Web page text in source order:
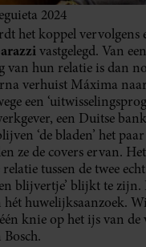
2024
het koppel vervolgens
vastgelegd. Van
van hun relatie is dan
verhuist Máxima
een
een Duitse
‘de bladen’ het
ze de covers ervan.
tussen de twee
blijvertje’ blijkt te
hét huwelijksaanzoek.
knie op het ijs van